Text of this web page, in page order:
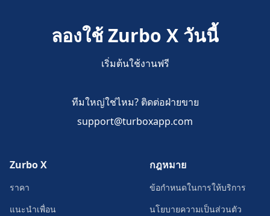
ลองใช้ Zurbo X วันนี้
เริ่มต้นใช้งานฟรี
ทีมใหญ่ใช่ไหม? ติดต่อฝ่ายขาย
support@turboxapp.com
Zurbo X
ราคา
แนะนำเพื่อน
กฎหมาย
ข้อกำหนดในการให้บริการ
นโยบายความเป็นส่วนตัว